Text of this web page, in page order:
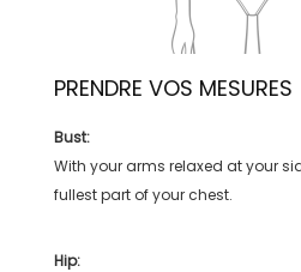
PRENDRE VOS MESURES
Bust:
With your arms relaxed at your
fullest part of your chest.
Hip: